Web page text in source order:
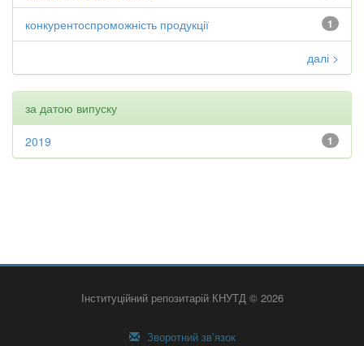
1
конкурентоспроможність продукції
далі >
за датою випуску
1
2019
Інституційний репозитарій КНУТД © 2026
Зворотний зв’язок